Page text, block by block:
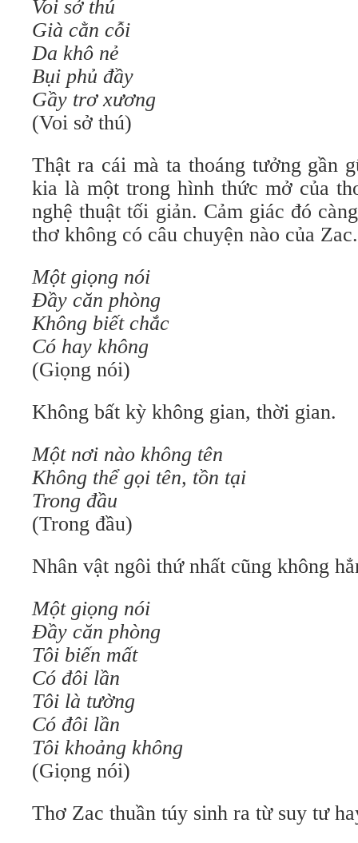
Voi sở thú
Già cằn cỗi
Da khô nẻ
Bụi phủ đầy
Gầy trơ xương
(Voi sở thú)
Thật ra cái mà ta thoáng tưởng gần
kia là một trong hình thức mở của
nghệ thuật tối giản. Cảm giác đó
thơ không có câu chuyện nào của Zac.
Một giọng nói
Đầy căn phòng
Không biết chắc
Có hay không
(Giọng nói)
Không bất kỳ không gian, thời gian.
Một nơi nào không tên
Không thể gọi tên, tồn tại
Trong đầu
(Trong đầu)
Nhân vật ngôi thứ nhất cũng không
Một giọng nói
Đầy căn phòng
Tôi biến mất
Có đôi lần
Tôi là tường
Có đôi lần
Tôi khoảng không
(Giọng nói)
Thơ Zac thuần túy sinh ra từ suy tư